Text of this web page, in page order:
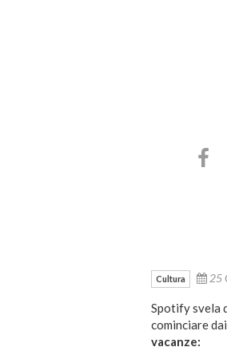
Cultura 25
Spotify svela
cominciare dai
vacanze: